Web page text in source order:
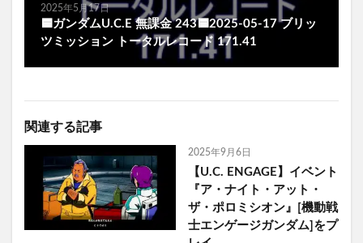
2025年5月17日
🟦ガンダムU.C.E 無課金 243🟦2025-05-17 ブリッ
ツミッション トータルレコード 171.41
関連する記事
2025年9月6日
【U.C. ENGAGE】イベント
『ア・ナイト・アット・
ザ・ポロミシオン』[機動戦
士エンゲージガンダム]をプ